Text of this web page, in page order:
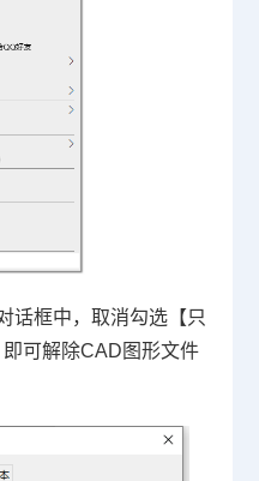
话框中，取消勾选【只
可解除CAD图形文件